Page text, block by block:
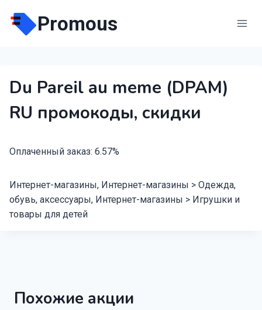
содержимому
Promous
Du Pareil au meme (DPAM)
RU промокоды, скидки
Оплаченный заказ: 6.57%
Интернет-магазины, Интернет-магазины > Одежда,
обувь, аксессуары, Интернет-магазины > Игрушки и
товары для детей
Похожие акции